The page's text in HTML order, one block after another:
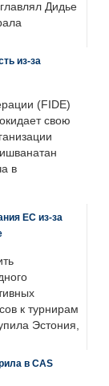
Дидье
из-за
(FIDE)
свою
в
ЕС из-за
к турнирам
Эстония,
в CAS